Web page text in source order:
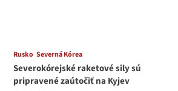
Rusko Severná Kórea
Severokórejské raketové sily sú
pripravené zaútočiť na Kyjev